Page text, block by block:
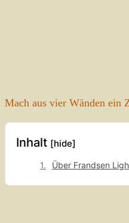
Mach aus vier Wänden ein
Inhalt [hide]
Über Frandsen